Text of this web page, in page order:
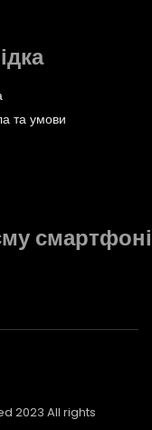
та умови
смартфоні
2023 All rights